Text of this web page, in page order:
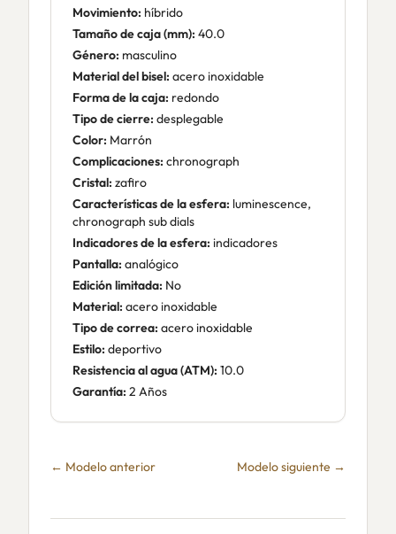
Movimiento: híbrido
Tamaño de caja (mm): 40.0
Género: masculino
Material del bisel: acero inoxidable
Forma de la caja: redondo
Tipo de cierre: desplegable
Color: Marrón
Complicaciones: chronograph
Cristal: zafiro
Características de la esfera: luminescence,
chronograph sub dials
Indicadores de la esfera: indicadores
Pantalla: analógico
Edición limitada: No
Material: acero inoxidable
Tipo de correa: acero inoxidable
Estilo: deportivo
Resistencia al agua (ATM): 10.0
Garantía: 2 Años
← Modelo anterior Modelo siguiente →